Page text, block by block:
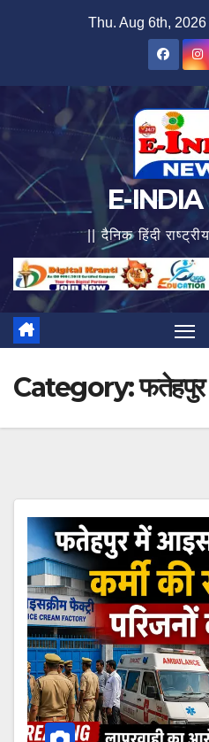
Thu. Aug 6th, 2026
E-
|| दैनिक हिंदी
Category:फतेहपुर